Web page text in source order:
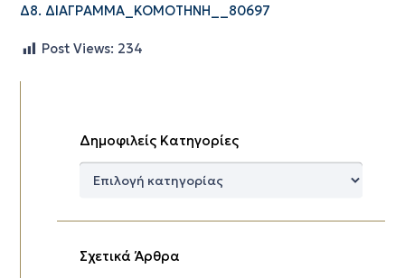
Δ8. ΔΙΑΓΡΑΜΜΑ_KOMOTHNH__80697
Post Views: 234
Δημοφιλείς Κατηγορίες
Δημοφιλείς
Σχετικά Άρθρα